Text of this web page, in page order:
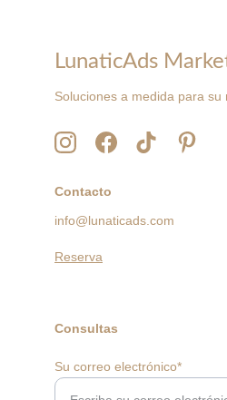
LunaticAds
Soluciones a medida para su
Contacto
Consultas
info@lunaticads.com
Su correo electrónico*
Reserva